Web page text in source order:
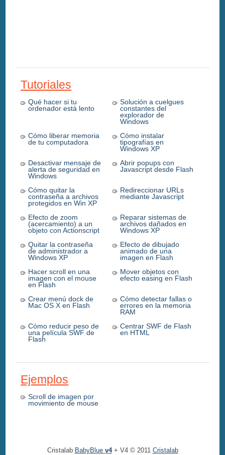
Tutoriales
Qué hacer si tu
ordenador está lento
Solución a cuelgues
constantes del
explorador de
Windows
Cómo liberar memoria
de tu computadora
Cómo instalar
tipografías en
Windows XP
Desactivar mensaje de
alerta de seguridad en
Windows
Abrir popups con
Javascript desde Flash
Cómo quitar la
contraseña a archivos
protegidos en Win XP
Redireccionar URLs
mediante Javascript
Efecto de zoom
(acercamiento) a un
objeto con Actionscript
Reparar sistemas de
archivos dañados en
Windows XP
Quitar la contraseña
de administrador a
Windows XP
Efecto de dibujado
animado de una
imagen en Flash
Hacer scroll en una
imagen con el mouse
en Flash
Mover objetos con
efecto easing en Flash
Crear menú dock de
Mac OS X en Flash
Cómo detectar fallas o
errores en la memoria
RAM
Cómo reducir peso de
una película SWF de
Flash
Centrar SWF de Flash
en HTML
Ejemplos
Scroll de imagen por
movimiento de mouse
Cristalab BabyBlue v4+ V4 © 2011 Cristalab